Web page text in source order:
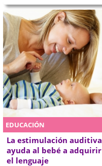
EDUCACIÓN
La estimulación auditiva
ayuda al bebé a adquirir
el lenguaje